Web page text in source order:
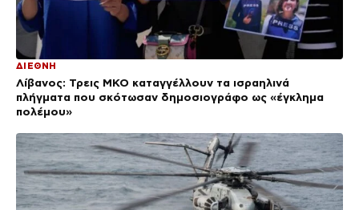
ΔΙΕΘΝΗ
Λίβανος: Τρεις ΜΚΟ καταγγέλλουν τα ισραηλινά
πλήγματα που σκότωσαν δημοσιογράφο ως «έγκλημα
πολέμου»